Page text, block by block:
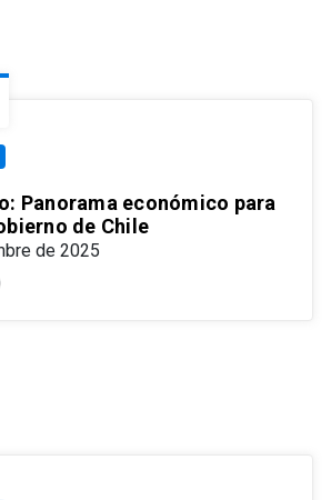
Panorama económico para
de Chile
de 2025